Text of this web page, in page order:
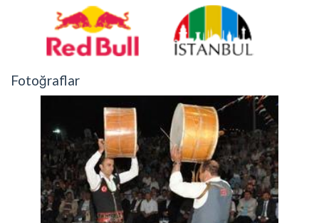
Fotoğraflar